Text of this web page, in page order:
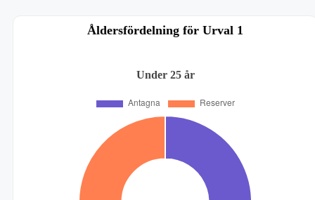
Åldersfördelning för Urval 1
Under 25 år